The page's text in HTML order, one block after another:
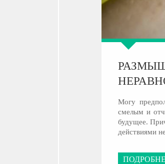
Могу
смелым и
будущее.
действиями